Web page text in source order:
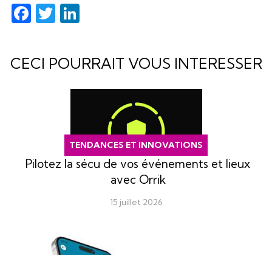
Facebook
Twitter
CECI POURRAIT VOUS INTERESSER
TENDANCES ET INNOVATIONS
Pilotez la sécu de vos événements et lieux
avec Orrik
15 juillet 2026